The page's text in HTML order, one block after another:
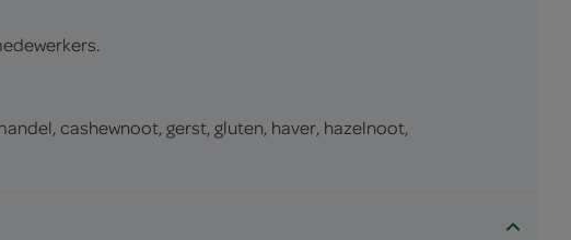
cashewnoot, gerst, gluten, haver, hazelnoot,